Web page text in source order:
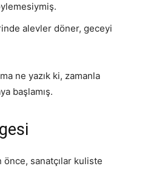
alevler döner, geceyi
ne yazık ki, zamanla
başlamış.
sanatçılar kuliste